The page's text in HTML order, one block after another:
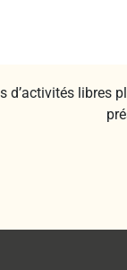
d’activités